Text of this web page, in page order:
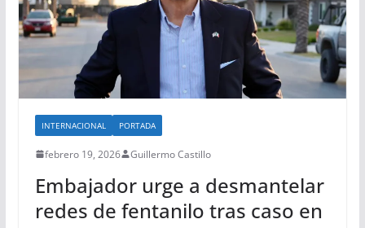
INTERNACIONAL PORTADA
febrero 19, 2026 Guillermo Castillo
Embajador urge a desmantelar
redes de fentanilo tras caso en